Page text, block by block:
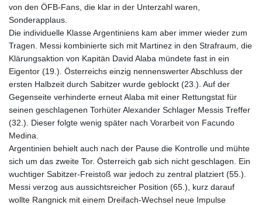
von den ÖFB-Fans, die klar in der Unterzahl waren,
Sonderapplaus.
Die individuelle Klasse Argentiniens kam aber immer wieder zum
Tragen. Messi kombinierte sich mit Martinez in den Strafraum, die
Klärungsaktion von Kapitän David Alaba mündete fast in ein
Eigentor (19.). Österreichs einzig nennenswerter Abschluss der
ersten Halbzeit durch Sabitzer wurde geblockt (23.). Auf der
Gegenseite verhinderte erneut Alaba mit einer Rettungstat für
seinen geschlagenen Torhüter Alexander Schlager Messis Treffer
(32.). Dieser folgte wenig später nach Vorarbeit von Facundo
Medina.
Argentinien behielt auch nach der Pause die Kontrolle und mühte
sich um das zweite Tor. Österreich gab sich nicht geschlagen. Ein
wuchtiger Sabitzer-Freistoß war jedoch zu zentral platziert (55.).
Messi verzog aus aussichtsreicher Position (65.), kurz darauf
wollte Rangnick mit einem Dreifach-Wechsel neue Impulse